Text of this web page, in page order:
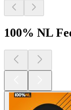
100% NL